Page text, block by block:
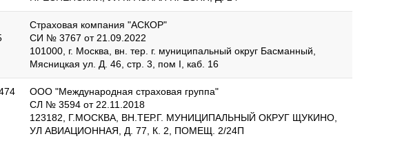
Страховая компания "АСКОР"
СИ № 3767 от 21.09.2022
101000, г. Москва, вн. тер. г. муниципальный округ Басманный,
Мясницкая ул. Д. 46, стр. 3, пом I, каб. 16
ООО "Международная страховая группа"
СЛ № 3594 от 22.11.2018
123182, Г.МОСКВА, ВН.ТЕР.Г. МУНИЦИПАЛЬНЫЙ ОКРУГ ЩУКИНО,
УЛ АВИАЦИОННАЯ, Д. 77, К. 2, ПОМЕЩ. 2/24П